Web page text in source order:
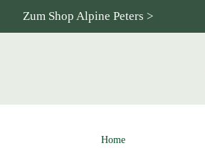
Zum Shop Alpine Peters >
Home